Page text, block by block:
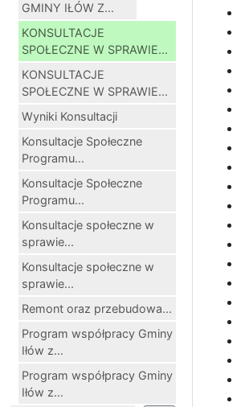
GMINY IŁÓW Z...
KONSULTACJE
SPOŁECZNE W SPRAWIE...
KONSULTACJE
SPOŁECZNE W SPRAWIE...
Wyniki Konsultacji
Konsultacje Społeczne
Programu...
Konsultacje Społeczne
Programu...
Konsultacje społeczne w
sprawie...
Konsultacje społeczne w
sprawie...
Remont oraz przebudowa...
Program współpracy Gminy
Iłów z...
Program współpracy Gminy
Iłów z...